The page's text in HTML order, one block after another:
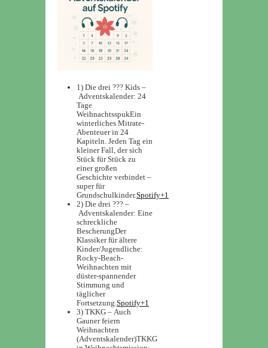
1) Die drei ??? Kids –
Adventskalender: 24
Tage
WeihnachtsspukEin
winterliches Mitrate-
Abenteuer in 24
Kapiteln. Jeden Tag ein
kleiner Fall, der sich
Stück für Stück zu
einer großen
Geschichte verbindet –
super für
Grundschulkinder.Spotify+1
2) Die drei ??? –
Adventskalender: Eine
schreckliche
BescherungDer
Klassiker für ältere
Kinder/Jugendliche:
Rocky-Beach-
Weihnachten mit
düster-spannender
Stimmung und
täglicher
Fortsetzung.Spotify+1
3) TKKG – Auch
Gauner feiern
Weihnachten
(Adventskalender)TKKG